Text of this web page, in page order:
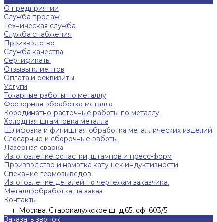
О предприятии
Служба продаж
Техническая служба
Служба снабжения
Производство
Служба качества
Сертификаты
Отзывы клиентов
Оплата и реквизиты
Услуги
Токарные работы по металлу
Фрезерная обработка металла
Координатно-расточные работы по металлу
Холодная штамповка металла
Шлифовка и финишная обработка металлических изделий
Слесарные и сборочные работы
Лазерная сварка
Изготовление оснастки, штампов и пресс-форм
Производство и намотка катушек индуктивности
Спекание гермовыводов
Изготовление деталей по чертежам заказчика.
Металлообработка на заказ
Контакты
г. Москва, Старокалужское ш. д.65, оф. 603/5
Заказать звонок